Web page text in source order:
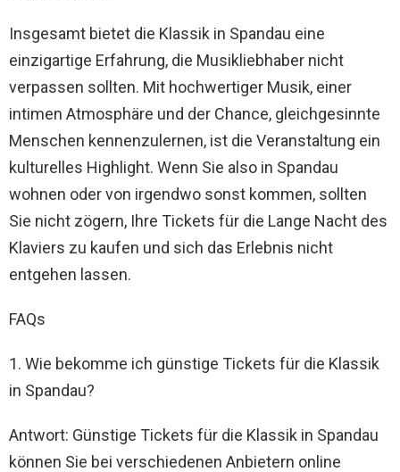
Insgesamt bietet die Klassik in Spandau eine
einzigartige Erfahrung, die Musikliebhaber nicht
verpassen sollten. Mit hochwertiger Musik, einer
intimen Atmosphäre und der Chance, gleichgesinnte
Menschen kennenzulernen, ist die Veranstaltung ein
kulturelles Highlight. Wenn Sie also in Spandau
wohnen oder von irgendwo sonst kommen, sollten
Sie nicht zögern, Ihre Tickets für die Lange Nacht des
Klaviers zu kaufen und sich das Erlebnis nicht
entgehen lassen.
FAQs
1. Wie bekomme ich günstige Tickets für die Klassik
in Spandau?
Antwort: Günstige Tickets für die Klassik in Spandau
können Sie bei verschiedenen Anbietern online